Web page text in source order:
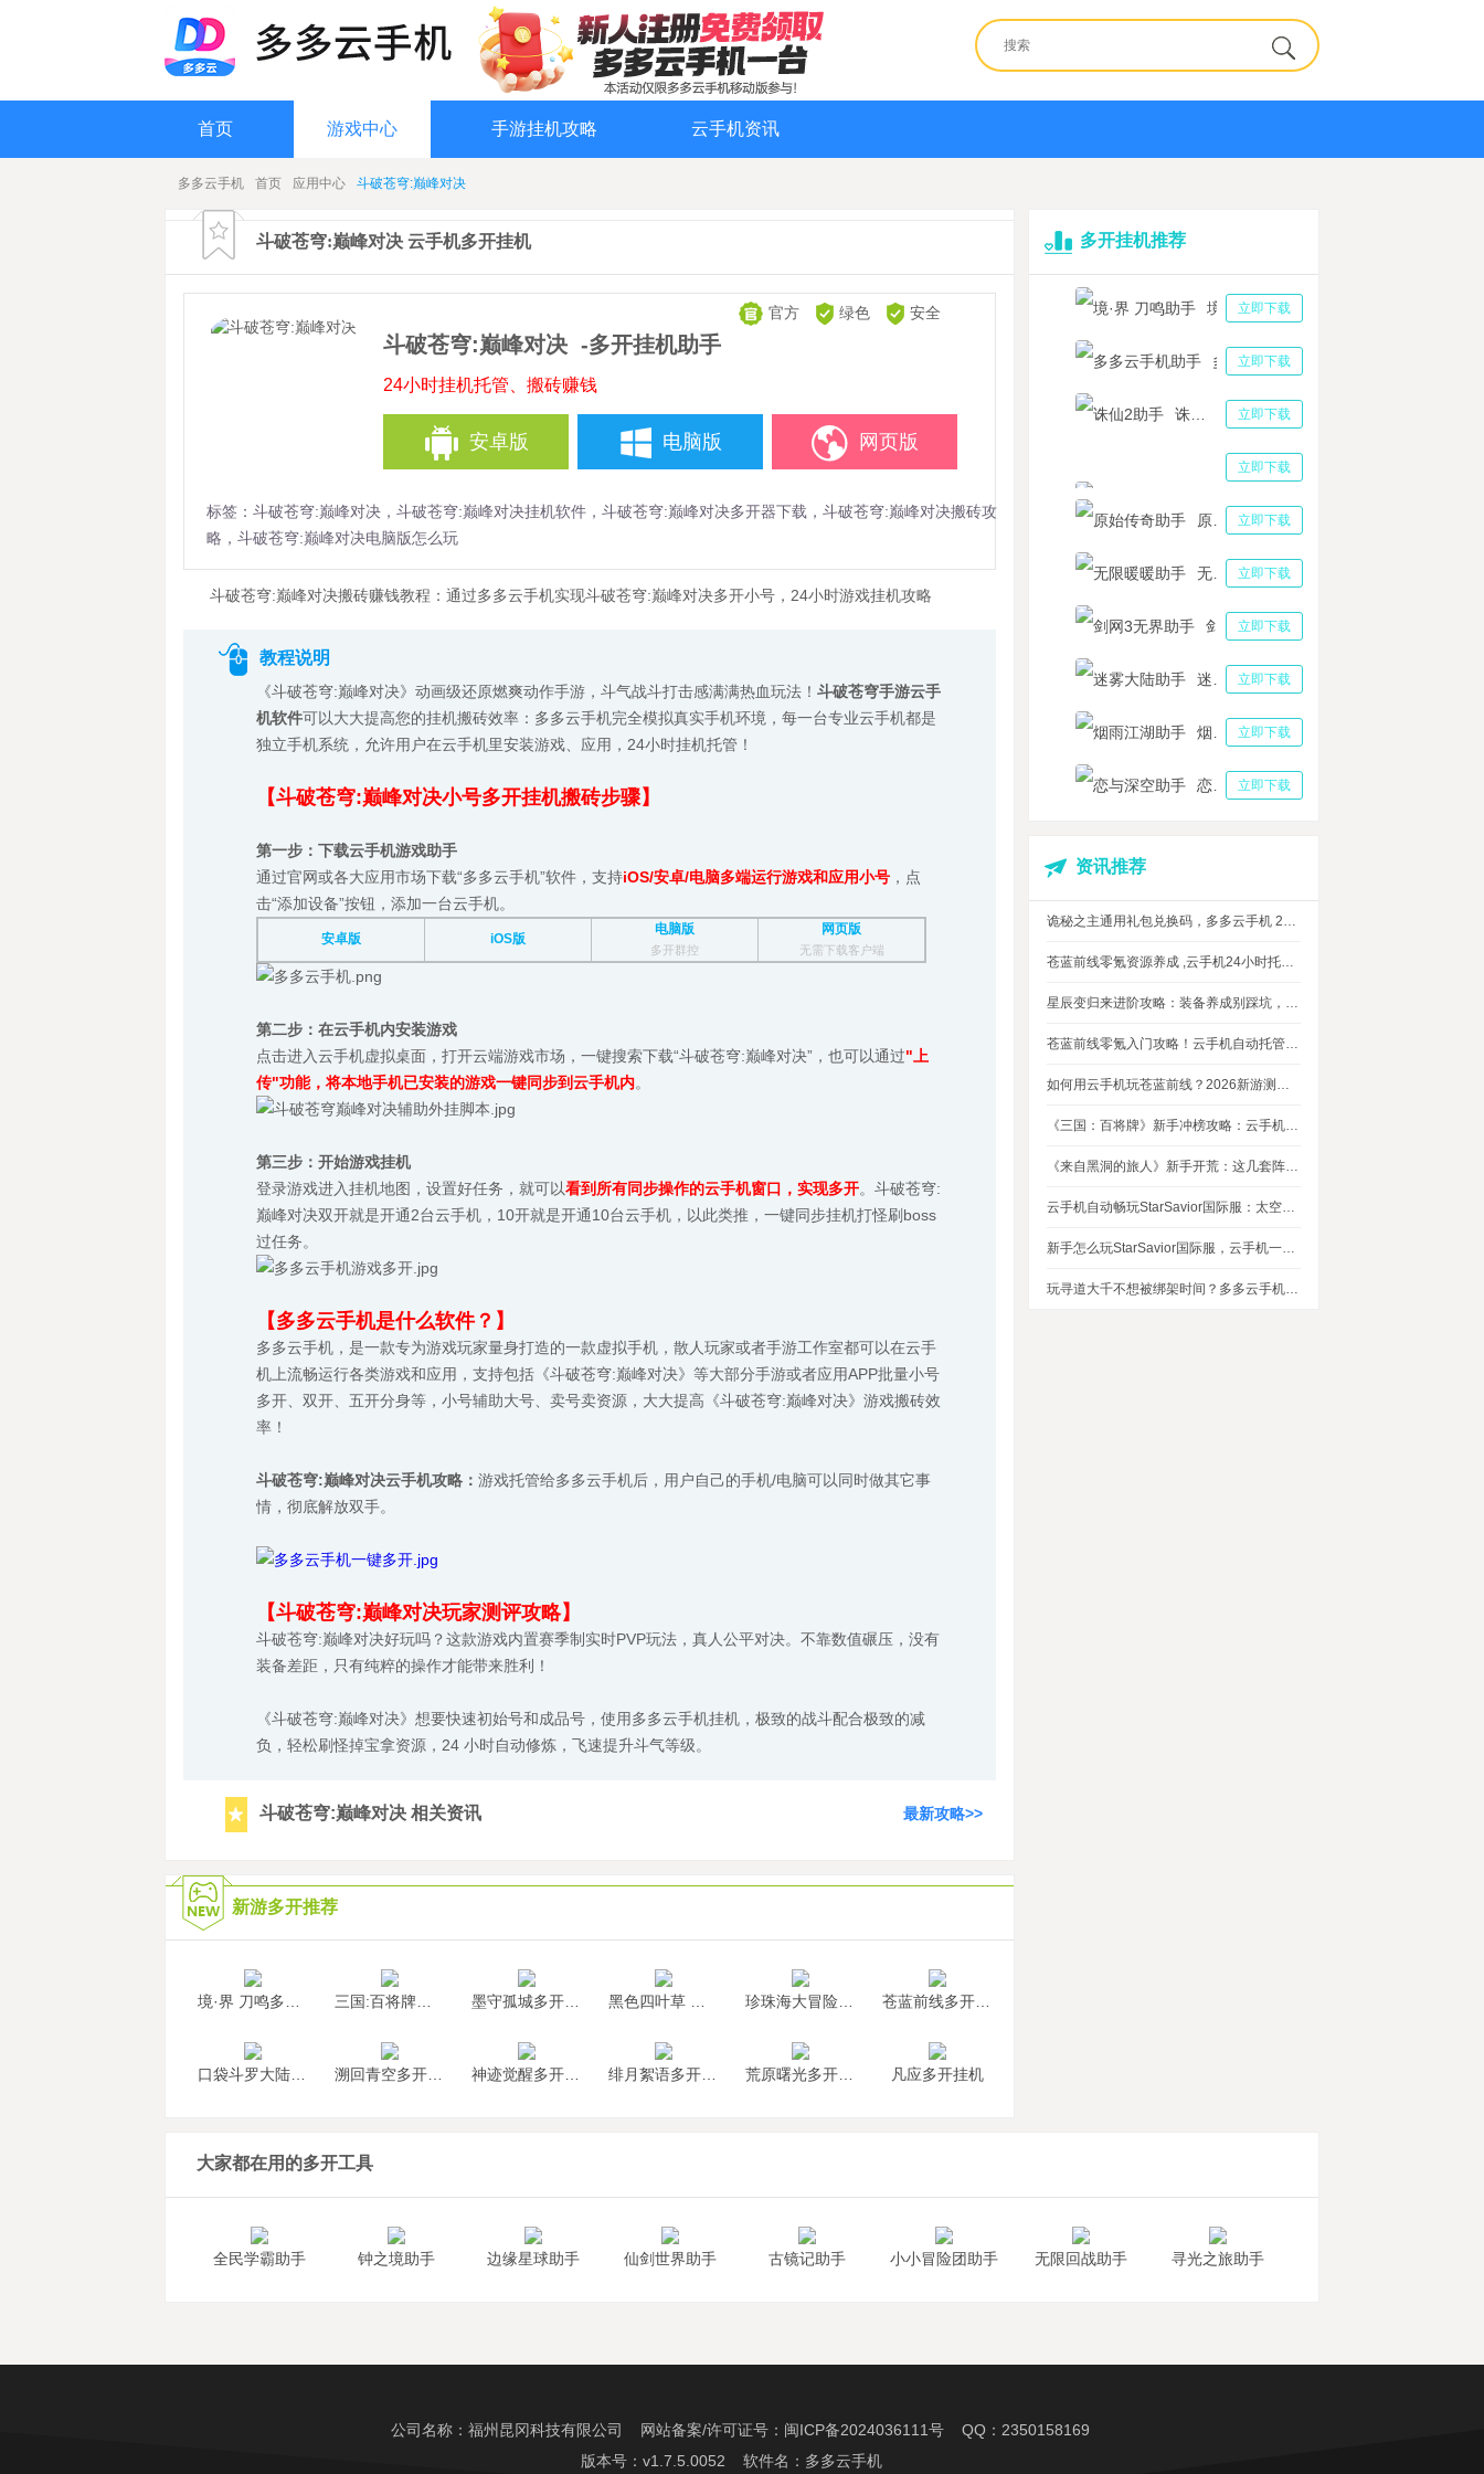
首页 游戏中心 手游挂机攻略 云手机资讯
多多云手机 首页 应用中心 斗破苍穹:巅峰对决
斗破苍穹:巅峰对决 云手机多开挂机
斗破苍穹:巅峰对决 -多开挂机助手
24小时挂机托管、搬砖赚钱
官方 绿色 安全
安卓版 电脑版 网页版
标签：斗破苍穹:巅峰对决，斗破苍穹:巅峰对决挂机软件，斗破苍穹:巅峰对决多开器下载，斗破苍穹:巅峰对决搬砖攻
略，斗破苍穹:巅峰对决电脑版怎么玩
斗破苍穹:巅峰对决搬砖赚钱教程：通过多多云手机实现斗破苍穹:巅峰对决多开小号，24小时游戏挂机攻略
教程说明
《斗破苍穹:巅峰对决》动画级还原燃爽动作手游，斗气战斗打击感满满热血玩法！ 斗破苍穹手游云手
机软件可以大大提高您的挂机搬砖效率：多多云手机完全模拟真实手机环境，每一台专业云手机都是
独立手机系统，允许用户在云手机里安装游戏、应用，24小时挂机托管！
【斗破苍穹:巅峰对决小号多开挂机搬砖步骤】
第一步：下载云手机游戏助手
通过官网或各大应用市场下载“多多云手机”软件，支持iOS/安卓/电脑多端运行游戏和应用小号 ，点
击“添加设备”按钮，添加一台云手机。
安卓版 iOS版
电脑版
多开群控
网页版
无需下载客户端
第二步：在云手机内安装游戏
点击进入云手机虚拟桌面，打开云端游戏市场，一键搜索下载“斗破苍穹:巅峰对决”，也可以通过"上
传"功能，将本地手机已安装的游戏一键同步到云手机内。
第三步：开始游戏挂机
登录游戏进入挂机地图，设置好任务，就可以看到所有同步操作的云手机窗口，实现多开。斗破苍穹:
巅峰对决双开就是开通2台云手机，10开就是开通10台云手机，以此类推，一键同步挂机打怪刷boss
过任务。
【多多云手机是什么软件？】
多多云手机，是一款专为游戏玩家量身打造的一款虚拟手机，散人玩家或者手游工作室都可以在云手
机上流畅运行各类游戏和应用，支持包括《斗破苍穹:巅峰对决》等大部分手游或者应用APP批量小号
多开、双开、五开分身等，小号辅助大号、卖号卖资源，大大提高《斗破苍穹:巅峰对决》游戏搬砖效
率！
斗破苍穹:巅峰对决云手机攻略： 游戏托管给多多云手机后，用户自己的手机/电脑可以同时做其它事
情，彻底解放双手。
【斗破苍穹:巅峰对决玩家测评攻略】
斗破苍穹:巅峰对决好玩吗？这款游戏内置赛季制实时PVP玩法，真人公平对决。不靠数值碾压，没有
装备差距，只有纯粹的操作才能带来胜利！
《斗破苍穹:巅峰对决》想要快速初始号和成品号，使用多多云手机挂机，极致的战斗配合极致的减
负，轻松刷怪掉宝拿资源，24 小时自动修炼，飞速提升斗气等级。
斗破苍穹:巅峰对决 相关资讯 最新攻略>>
新游多开推荐
凡应多开挂机
多开挂机推荐
立即下载
立即下载
多多云手机助手
立即下载
立即下载
三国志战略版助手
立即下载
立即下载
立即下载
立即下载
立即下载
立即下载
资讯推荐
诡秘之主通用礼包兑换码，多多云手机 24 小时挂机攻略
苍蓝前线零氪资源养成 ,云手机24小时托管，上班自动肝资源
星辰变归来进阶攻略：装备养成别踩坑，这几个技巧让你省下80%资源
苍蓝前线零氪入门攻略！云手机自动托管，24小时自动刷资源不掉队
如何用云手机玩苍蓝前线？2026新游测评，新手入坑玩法指南
《三国：百将牌》新手冲榜攻略：云手机多开挂机，轻松拿捏牌局优势
《来自黑洞的旅人》新手开荒：这几套阵容，实测好用
云手机自动畅玩StarSavior国际服：太空星战到底值不值得入坑
新手怎么玩StarSavior国际服，云手机一键搞定
玩寻道大千不想被绑架时间？多多云手机帮我自动挂机平衡游戏和生活
大家都在用的多开工具
全民学霸助手 钟之境助手 边缘星球助手 仙剑世界助手 古镜记助手 小小冒险团助手 无限回战助手 寻光之旅助手
公司名称：福州昆冈科技有限公司 网站备案/许可证号： 闽ICP备2024036111号QQ：2350158169
版本号：v1.7.5.0052 软件名：多多云手机